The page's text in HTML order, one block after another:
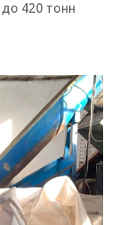
до 420 тонн